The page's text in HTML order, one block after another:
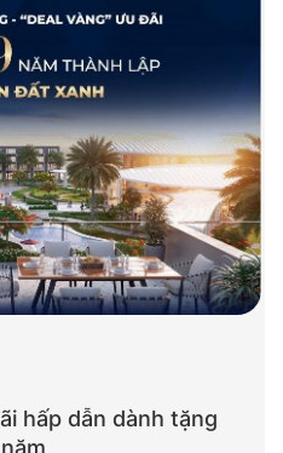
hấp dẫn dành tặng